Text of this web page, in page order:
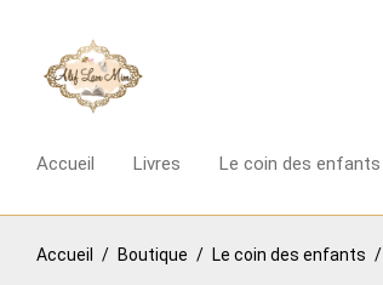
Accueil Livres Le coin des enfants
Accueil / Boutique / Le coin des enfants /